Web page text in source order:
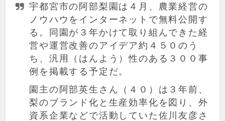
宇都宮市の阿部梨園は４月、農業経営の
ノウハウをインターネットで無料公開す
る。同園が３年かけて取り組んできた経
営や運営改善のアイデア約４５０のう
ち、汎用（はんよう）性のある３００事
例を掲載する予定だ。
園主の阿部英生さん（４０）は３年前、
梨のブランド化と生産効率化を図り、外
資系企業などで活動していた佐川友彦さ